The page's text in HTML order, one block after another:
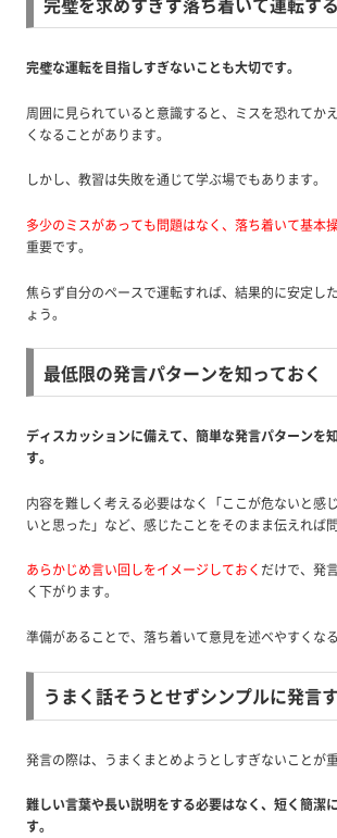
完璧な運転を目指しすぎないことも大切です。
周囲に見られていると意識すると、ミスを恐れてか
くなることがあります。
しかし、教習は失敗を通じて学ぶ場でもあります。
多少のミスがあっても問題はなく、落ち着いて基本
重要です。
焦らず自分のペースで運転すれば、結果的に安定し
ょう。
最低限の発言パターンを知っておく
ディスカッションに備えて、簡単な発言パターンを
す。
内容を難しく考える必要はなく「ここが危ないと感
いと思った」など、感じたことをそのまま伝えれば
あらかじめ言い回しをイメージしておく だけで、発
く下がります。
準備があることで、落ち着いて意見を述べやすくなる
うまく話そうとせずシンプルに発言
発言の際は、うまくまとめようとしすぎないことが重
難しい言葉や長い説明をする必要はなく、短く簡潔
す。